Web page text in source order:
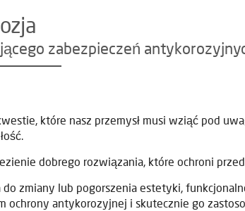
zabezpieczeń
które nasz przemysł musi wziąć pod
dobrego rozwiązania, które ochroni
zmiany lub pogorszenia estetyki,
antykorozyjnej i skutecznie go